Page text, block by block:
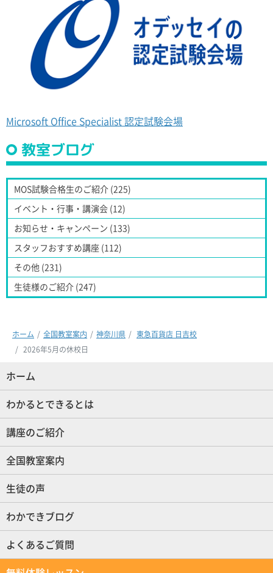
Microsoft Office Specialist 認定試験会場
教室ブログ
MOS試験合格生のご紹介 (225)
イベント・行事・講演会 (12)
お知らせ・キャンペーン (133)
スタッフおすすめ講座 (112)
その他 (231)
生徒様のご紹介 (247)
ホーム 全国教室案内 神奈川県
東急百貨店 日吉校
2026年5月の休校日
ホーム
わかるとできるとは
講座のご紹介
全国教室案内
生徒の声
わかできブログ
よくあるご質問